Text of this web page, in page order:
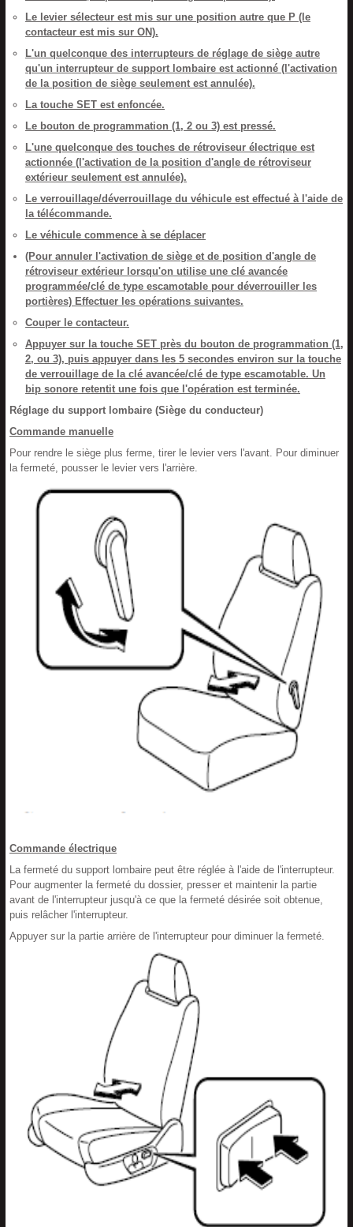
Le levier sélecteur est mis sur une position autre que P (le
contacteur est mis sur ON).
L'un quelconque des interrupteurs de réglage de siège autre
qu'un interrupteur de support lombaire est actionné (l'activation
de la position de siège seulement est annulée).
La touche SET est enfoncée.
Le bouton de programmation (1, 2 ou 3) est pressé.
L'une quelconque des touches de rétroviseur électrique est
actionnée (l'activation de la position d'angle de rétroviseur
extérieur seulement est annulée).
Le verrouillage/déverrouillage du véhicule est effectué à l'aide de
la télécommande.
Le véhicule commence à se déplacer
(Pour annuler l'activation de siège et de position d'angle de
rétroviseur extérieur lorsqu'on utilise une clé avancée
programmée/clé de type escamotable pour déverrouiller les
portières) Effectuer les opérations suivantes.
Couper le contacteur.
Appuyer sur la touche SET près du bouton de programmation (1,
2, ou 3), puis appuyer dans les 5 secondes environ sur la touche
de verrouillage de la clé avancée/clé de type escamotable. Un
bip sonore retentit une fois que l'opération est terminée.
Réglage du support lombaire (Siège du conducteur)
Commande manuelle
Pour rendre le siège plus ferme, tirer le levier vers l'avant. Pour diminuer
la fermeté, pousser le levier vers l'arrière.
Commande électrique
La fermeté du support lombaire peut être réglée à l'aide de l'interrupteur.
Pour augmenter la fermeté du dossier, presser et maintenir la partie
avant de l'interrupteur jusqu'à ce que la fermeté désirée soit obtenue,
puis relâcher l'interrupteur.
Appuyer sur la partie arrière de l'interrupteur pour diminuer la fermeté.